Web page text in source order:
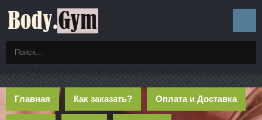
Главная Как заказать? Оплата и Доставка